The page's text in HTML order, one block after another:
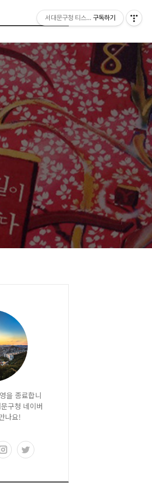
을 종료합니
구청 네이버
나요!
서대문구청 티스토리 블로그
구독하기